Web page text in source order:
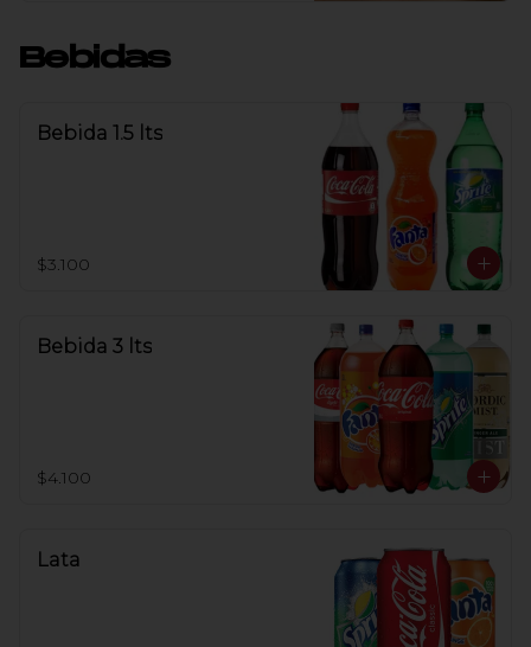
Bebidas
Bebida 1.5 lts
$3.100
Bebida 3 lts
$4.100
Lata